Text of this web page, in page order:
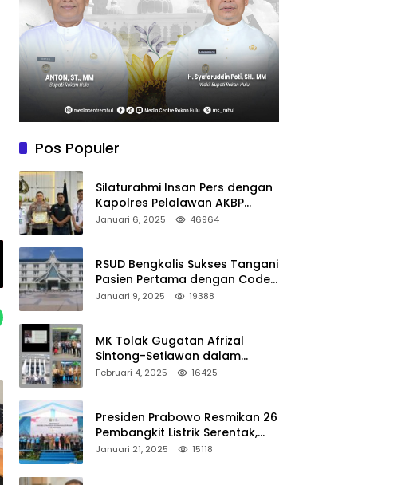
Pos Populer
Silaturahmi Insan Pers dengan
Kapolres Pelalawan AKBP
Afrizal Asri, S.I.K.
Januari 6, 2025 46964
RSUD Bengkalis Sukses Tangani
Pasien Pertama dengan Code
Stroke
Januari 9, 2025 19388
MK Tolak Gugatan Afrizal
Sintong-Setiawan dalam
Sengketa Pilkada Rokan Hilir
Februari 4, 2025 16425
Presiden Prabowo Resmikan 26
Pembangkit Listrik Serentak,
PLTA Asahan 3 Jadi Sorotan
Januari 21, 2025 15118